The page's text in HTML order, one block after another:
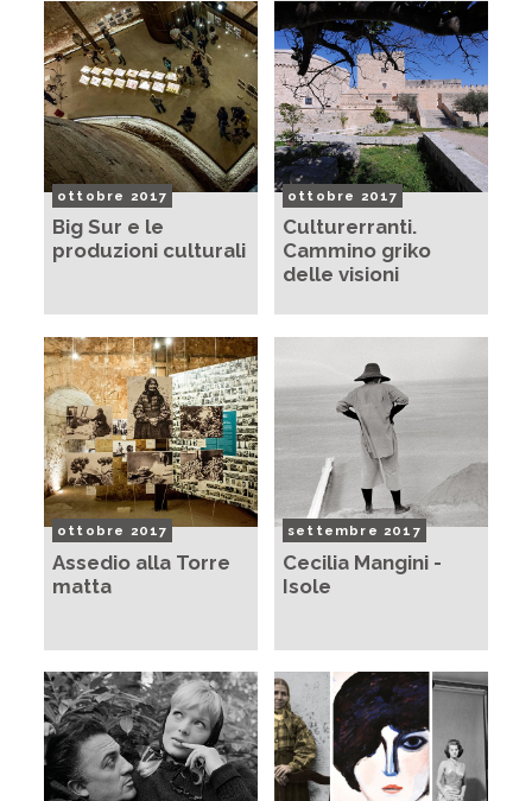
ottobre 2017
Big Sur e le
produzioni culturali
ottobre 2017
Culturerranti.
Cammino griko
delle visioni
ottobre 2017
Assedio alla Torre
matta
settembre 2017
Cecilia Mangini -
Isole